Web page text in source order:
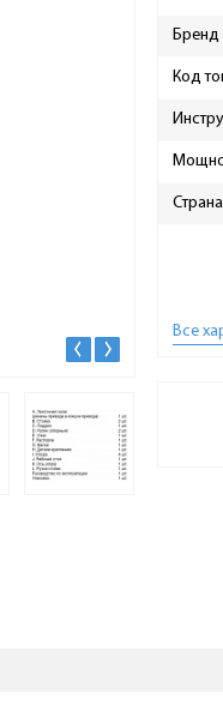
Бренд
Код
Страна
Все